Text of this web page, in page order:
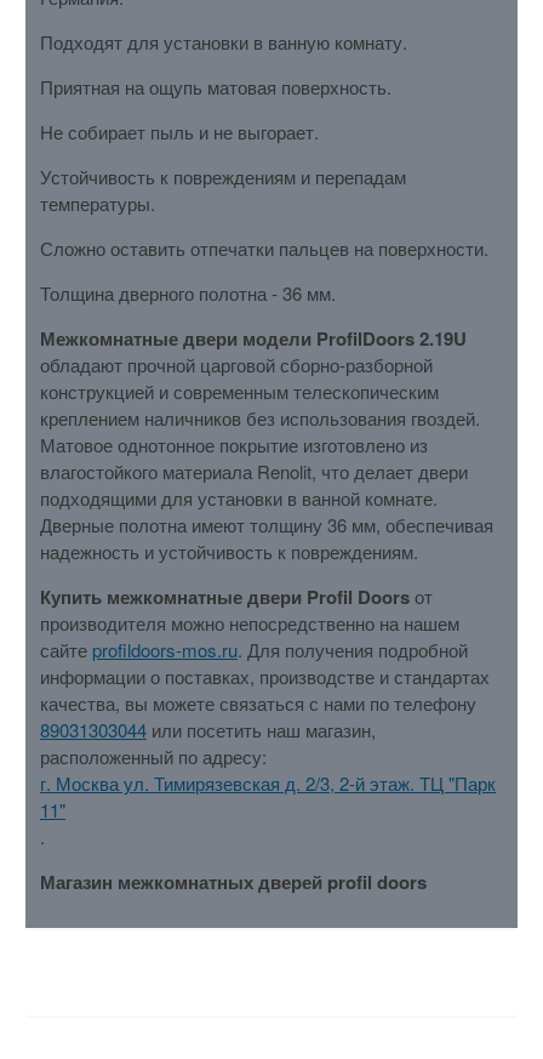
Подходят для установки в ванную комнату.
Приятная на ощупь матовая поверхность.
Не собирает пыль и не выгорает.
Устойчивость к повреждениям и перепадам
температуры.
Сложно оставить отпечатки пальцев на поверхности.
Толщина дверного полотна - 36 мм.
Межкомнатные двери модели ProfilDoors 2.19U
обладают прочной царговой сборно-разборной
конструкцией и современным телескопическим
креплением наличников без использования гвоздей.
Матовое однотонное покрытие изготовлено из
влагостойкого материала Renolit, что делает двери
подходящими для установки в ванной комнате.
Дверные полотна имеют толщину 36 мм, обеспечивая
надежность и устойчивость к повреждениям.
Купить межкомнатные двери Profil Doorsот
производителя можно непосредственно на нашем
сайте profildoors-mos.ru. Для получения подробной
информации о поставках, производстве и стандартах
качества, вы можете связаться с нами по телефону
89031303044 или посетить наш магазин,
расположенный по адресу:
г. Москва ул. Тимирязевская д. 2/3, 2-й этаж. ТЦ "Парк
11"
.
Магазин межкомнатных дверей profil doors